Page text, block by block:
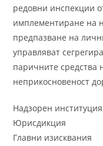
редовни инспекции
имплементиране на
предпазване на
управляват
паричните средства
неприкосновеност
Надзорен институция
Юрисдикция
Главни изисквания